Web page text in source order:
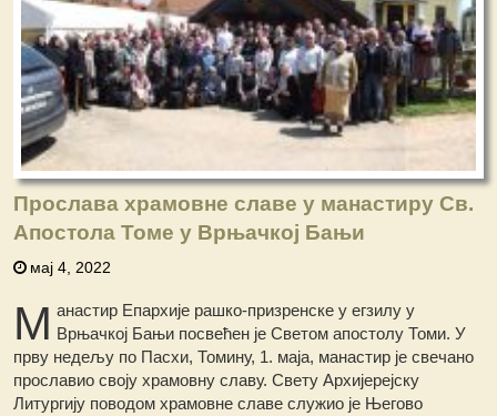
Прослава храмовне славе у манастиру Св.
Апостола Томе у Врњачкој Бањи
мај 4, 2022
М анастир Епархије рашко-призренске у егзилу у
Врњачкој Бањи посвећен је Светом апостолу Томи. У
прву недељу по Пасхи, Томину, 1. маја, манастир је свечано
прославио своју храмовну славу. Свету Архијерејску
Литургију поводом храмовне славе служио је Његово